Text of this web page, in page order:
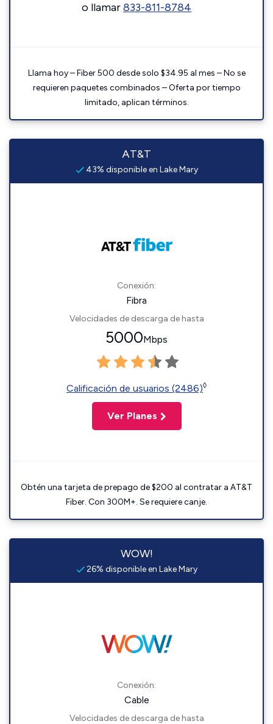
o llamar833-811-8784
Llama hoy – Fiber 500 desde solo $34.95 al mes – No se
requieren paquetes combinados – Oferta por tiempo
limitado, aplican términos.
AT&T
43% disponible en Lake Mary
Conexión:
Fibra
Velocidades de descarga de hasta
5000Mbps
Calificación de usuarios (2486)◊
Ver Planes
Obtén una tarjeta de prepago de $200 al contratar a AT&T
Fiber. Con 300M+. Se requiere canje.
WOW!
26% disponible en Lake Mary
Conexión:
Cable
Velocidades de descarga de hasta